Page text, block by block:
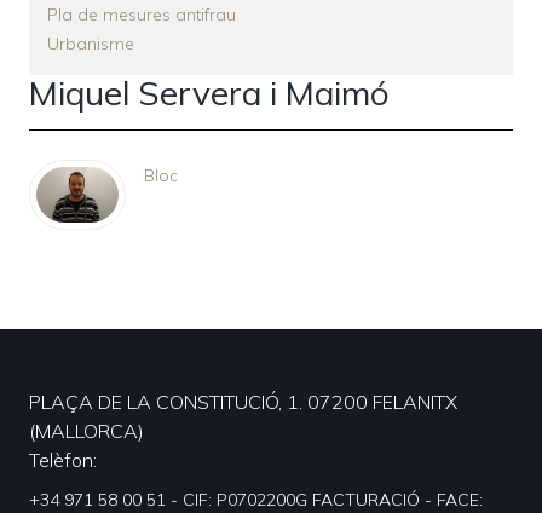
Pla de mesures antifrau
Urbanisme
Miquel Servera i Maimó
Bloc
PLAÇA DE LA CONSTITUCIÓ, 1. 07200 FELANITX
(MALLORCA)
Telèfon
+34 971 58 00 51 - CIF: P0702200G FACTURACIÓ - FACE: